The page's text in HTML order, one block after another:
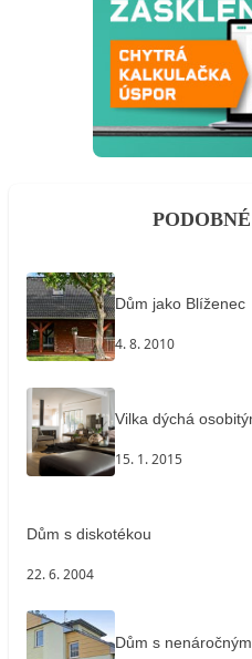
Dům jako Blíženec
4. 8. 2010
Vilka dýchá
15. 1. 2015
Dům s diskotékou
22. 6. 2004
Dům s